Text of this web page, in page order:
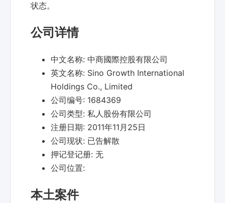
状态。
公司详情
中文名称: 中商國際控股有限公司
英文名称: Sino Growth International
Holdings Co., Limited
公司编号: 1684369
公司类型: 私人股份有限公司
注册日期: 2011年11月25日
公司现状: 已告解散
押记登记册: 无
公司位置:
本土案件